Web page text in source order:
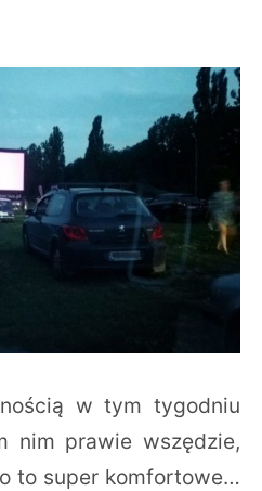
w tym tygodniu
nim prawie wszędzie,
to super komfortowe…